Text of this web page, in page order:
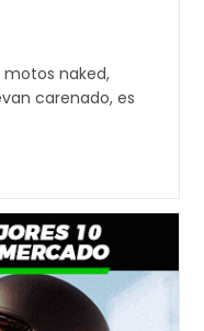
naked,
carenado, es